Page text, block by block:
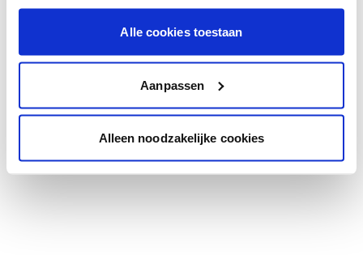
Alle cookies toestaan
Aanpassen
Alleen noodzakelijke cookies
Krijg kleuradvies op basis van de lichtinval
en je meubels.
Krijg ineens een technologische check-up